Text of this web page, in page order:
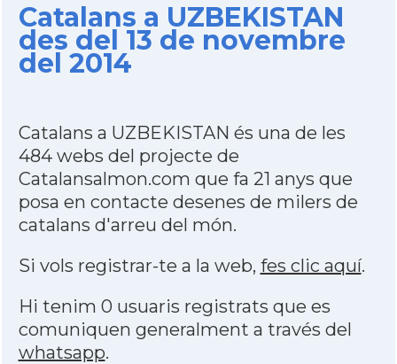
Catalans a UZBEKISTAN
des del 13 de novembre
del 2014
Catalans a UZBEKISTAN és una de les
484 webs del projecte de
Catalansalmon.com que fa 21 anys que
posa en contacte desenes de milers de
catalans d'arreu del món.
Si vols registrar-te a la web, fes clic aquí.
Hi tenim 0 usuaris registrats que es
comuniquen generalment a través del
whatsapp.